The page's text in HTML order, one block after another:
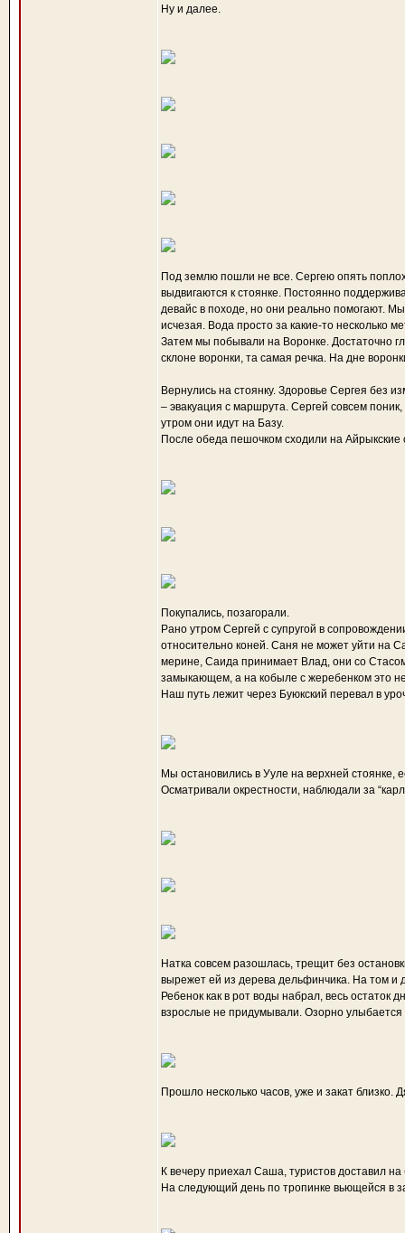
Ну и далее.
Под землю пошли не все. Сергею опять
выдвигаются к стоянке. Постоянно
девайс в походе, но они реально помогают.
исчезая. Вода просто за какие-то несколько
Затем мы побывали на Воронке. Достаточно
склоне воронки, та самая речка. На дне
Вернулись на стоянку. Здоровье Сергея без
– эвакуация с маршрута. Сергей совсем
утром они идут на Базу.
После обеда пешочком сходили на Айрыкские
Покупались, позагорали.
Рано утром Сергей с супругой в
относительно коней. Саня не может уйти на
мерине, Саида принимает Влад, они со
замыкающем, а на кобыле с жеребенком это
Наш путь лежит через Буюкский перевал в
Мы остановились в Ууле на верхней стоянке,
Осматривали окрестности, наблюдали за
Натка совсем разошлась, трещит без
вырежет ей из дерева дельфинчика. На том и
Ребенок как в рот воды набрал, весь остаток
взрослые не придумывали. Озорно улыбается
Прошло несколько часов, уже и закат близко.
К вечеру приехал Саша, туристов доставил
На следующий день по тропинке вьющейся в